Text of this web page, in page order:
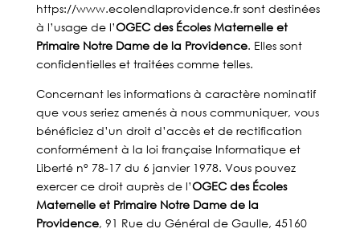
https://www.ecolendlaprovidence.fr sont destinées
à l’usage de l’OGEC des Écoles Maternelle et
Primaire Notre Dame de la Providence. Elles sont
confidentielles et traitées comme telles.
Concernant les informations à caractère nominatif
que vous seriez amenés à nous communiquer, vous
bénéficiez d’un droit d’accès et de rectification
conformément à la loi française Informatique et
Liberté n° 78-17 du 6 janvier 1978. Vous pouvez
exercer ce droit auprès de l’OGEC des Écoles
Maternelle et Primaire Notre Dame de la
Providence, 91 Rue du Général de Gaulle, 45160